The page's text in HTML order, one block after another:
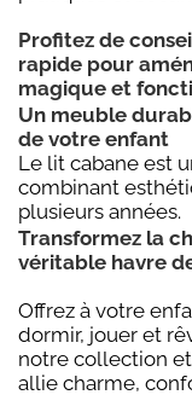
Profitez de
rapide pour
magique et
Un meuble
de votre enfant
Le lit cabane est
combinant
plusieurs années.
Transformez la
véritable havre
Offrez à votre
dormir, jouer et
notre collection
allie charme,